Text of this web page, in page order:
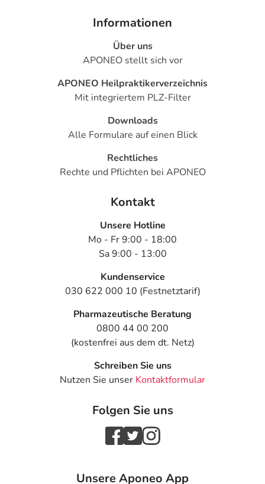
Informationen
Über uns
APONEO stellt sich vor
APONEO Heilpraktikerverzeichnis
Mit integriertem PLZ-Filter
Downloads
Alle Formulare auf einen Blick
Rechtliches
Rechte und Pflichten bei APONEO
Kontakt
Unsere Hotline
Mo - Fr 9:00 - 18:00
Sa 9:00 - 13:00
Kundenservice
030 622 000 10 (Festnetztarif)
Pharmazeutische Beratung
0800 44 00 200
(kostenfrei aus dem dt. Netz)
Schreiben Sie uns
Nutzen Sie unser Kontaktformular
Folgen Sie uns
Unsere Aponeo App